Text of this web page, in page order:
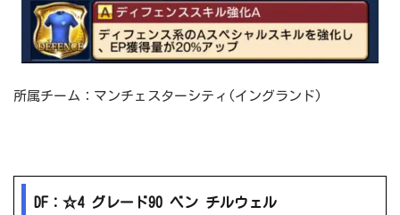
所属チーム：マンチェスターシティ(イングランド)
DF：☆4 グレード90 ベン チルウェル